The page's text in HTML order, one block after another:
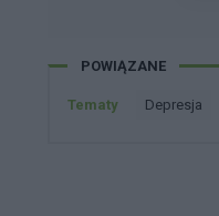
POWIĄZANE
Tematy depresja